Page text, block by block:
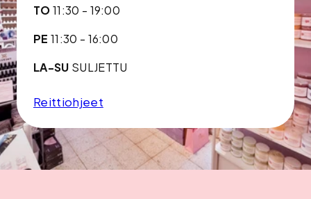
TO11:30 - 19:00
PE 11:30 - 16:00
LA-SU SULJETTU
Reittiohjeet